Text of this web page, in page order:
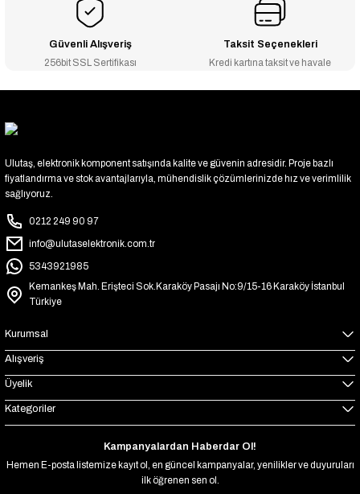
Güvenli Alışveriş
256bit SSL Sertifikası
Taksit Seçenekleri
Kredi kartına taksit ve havale
Ulutaş, elektronik komponent satışında kalite ve güvenin adresidir. Proje bazlı
fiyatlandırma ve stok avantajlarıyla, mühendislik çözümlerinizde hız ve verimlilik
sağlıyoruz.
0212 249 90 97
info@ulutaselektronik.com.tr
5343921985
Kemankeş Mah. Erişteci Sok.Karaköy Pasajı No:9/15-16 Karaköy İstanbul
Türkiye
Kurumsal
Alışveriş
Üyelik
Kategoriler
Kampanyalardan Haberdar Ol!
Hemen E-posta listemize kayıt ol, en güncel kampanyalar, yenilikler ve duyuruları
ilk öğrenen sen ol.